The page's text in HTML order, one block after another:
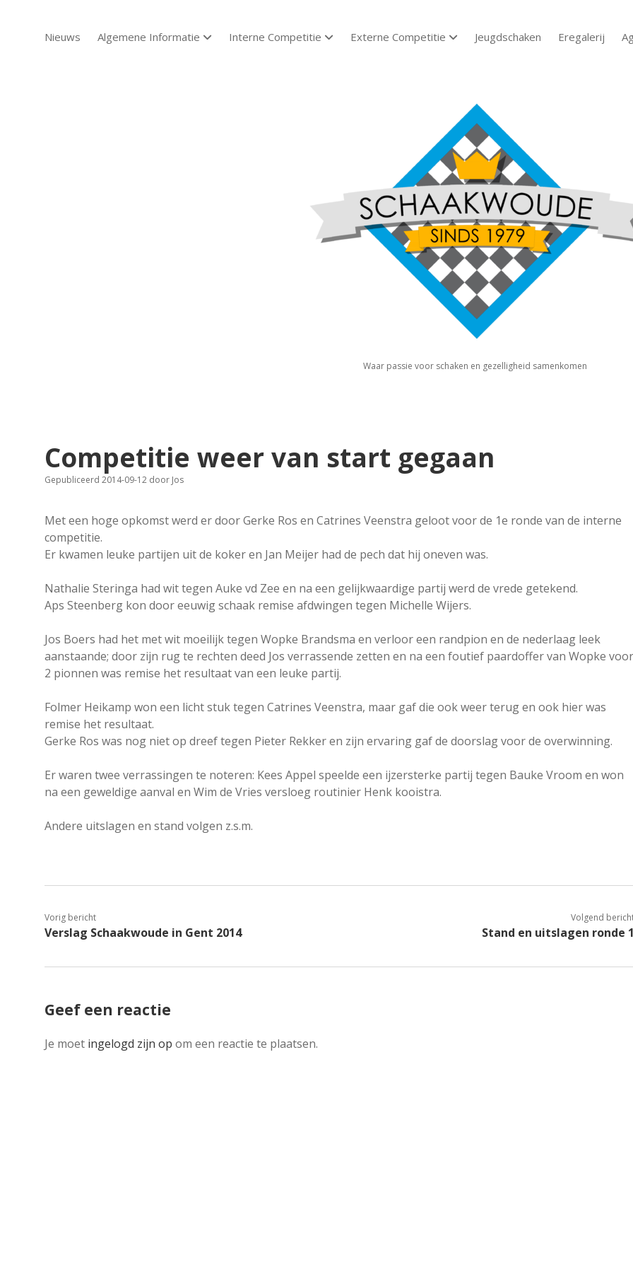
Nieuws Algemene Informatie open dropdown menu
Interne Competitie open dropdown menu
Externe Competitie open dropdown menu
Jeugdschaken Eregalerij
Schaakvereniging
Schaakwoude
Waar passie voor schaken en gezelligheid samenkomen
Competitie weer van start gegaan
Gepubliceerd 2014-09-12 door Jos
Met een hoge opkomst werd er door Gerke Ros en Catrines Veenstra geloot voor de 1e ronde van de interne
competitie.
Er kwamen leuke partijen uit de koker en Jan Meijer had de pech dat hij oneven was.
Nathalie Steringa had wit tegen Auke vd Zee en na een gelijkwaardige partij werd de vrede getekend.
Aps Steenberg kon door eeuwig schaak remise afdwingen tegen Michelle Wijers.
Jos Boers had het met wit moeilijk tegen Wopke Brandsma en verloor een randpion en de nederlaag leek
aanstaande; door zijn rug te rechten deed Jos verrassende zetten en na een foutief paardoffer van Wopke voor
2 pionnen was remise het resultaat van een leuke partij.
Folmer Heikamp won een licht stuk tegen Catrines Veenstra, maar gaf die ook weer terug en ook hier was
remise het resultaat.
Gerke Ros was nog niet op dreef tegen Pieter Rekker en zijn ervaring gaf de doorslag voor de overwinning.
Er waren twee verrassingen te noteren: Kees Appel speelde een ijzersterke partij tegen Bauke Vroom en won
na een geweldige aanval en Wim de Vries versloeg routinier Henk kooistra.
Andere uitslagen en stand volgen z.s.m.
Vorig bericht
Verslag Schaakwoude in Gent 2014
Volgend
Stand en uitslagen ronde 1
Geef een reactie
Je moet ingelogd zijn op om een reactie te plaatsen.